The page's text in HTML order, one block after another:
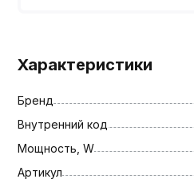
Характеристики
Бренд
Внутренний код
Мощность, W
Артикул